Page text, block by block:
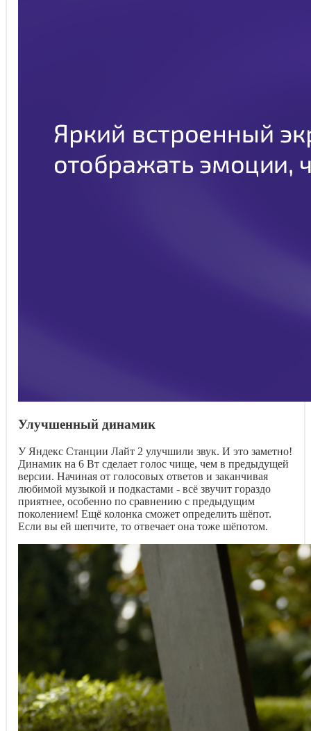
Улучшенный динамик
У Яндекс Станции Лайт 2 улучшили звук. И это заметно!
Динамик на 6 Вт сделает голос чище, чем в предыдущей
версии. Начиная от голосовых ответов и заканчивая
любимой музыкой и подкастами - всё звучит гораздо
приятнее, особенно по сравнению с предыдущим
поколением! Ещё колонка сможет определить шёпот.
Если вы ей шепчите, то отвечает она тоже шёпотом.